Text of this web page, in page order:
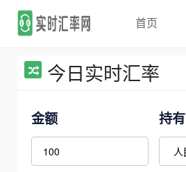
首页
今日实时汇率
金额 持有